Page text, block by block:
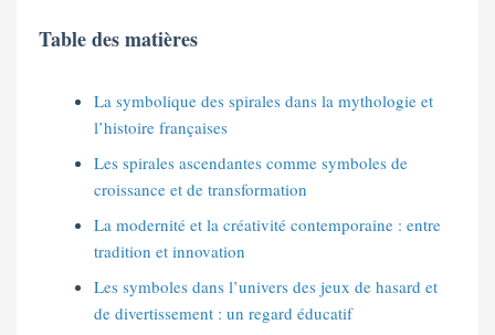
Table des matières
La symbolique des spirales dans la mythologie et
l’histoire françaises
Les spirales ascendantes comme symboles de
croissance et de transformation
La modernité et la créativité contemporaine : entre
tradition et innovation
Les symboles dans l’univers des jeux de hasard et
de divertissement : un regard éducatif